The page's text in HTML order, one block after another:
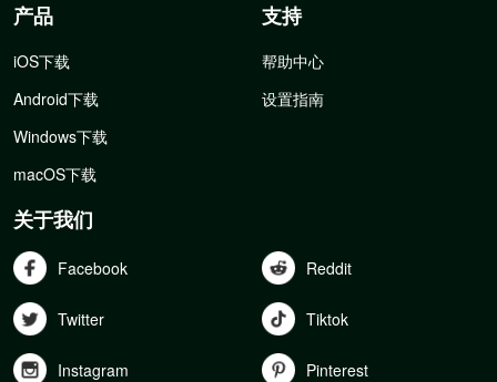
产品
iOS下载
Android下载
Windows下载
macOS下载
支持
帮助中心
设置指南
关于我们
Facebook Reddit
Twitter Tiktok
Instagram Pinterest